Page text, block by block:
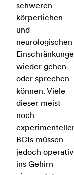
schweren
körperlichen
und
neurologischen
wieder gehen
oder sprechen
können. Viele
dieser meist
noch
BCIs müssen
jedoch operativ
ins Gehirn